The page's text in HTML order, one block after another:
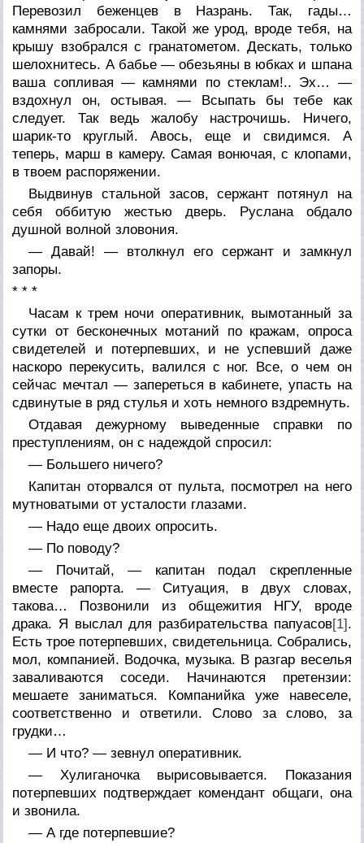
Перевозил беженцев в Назрань. Так, гады…
камнями забросали. Такой же урод, вроде тебя, на
крышу взобрался с гранатометом. Дескать, только
шелохнитесь. А бабье — обезьяны в юбках и шпана
ваша сопливая — камнями по стеклам!.. Эх… —
вздохнул он, остывая. — Всыпать бы тебе как
следует. Так ведь жалобу настрочишь. Ничего,
шарик-то круглый. Авось, еще и свидимся. А
теперь, марш в камеру. Самая вонючая, с клопами,
в твоем распоряжении.
Выдвинув стальной засов, сержант потянул на
себя оббитую жестью дверь. Руслана обдало
душной волной зловония.
— Давай! — втолкнул его сержант и замкнул
запоры.
* * *
Часам к трем ночи оперативник, вымотанный за
сутки от бесконечных мотаний по кражам, опроса
свидетелей и потерпевших, и не успевший даже
наскоро перекусить, валился с ног. Все, о чем он
сейчас мечтал — запереться в кабинете, упасть на
сдвинутые в ряд стулья и хоть немного вздремнуть.
Отдавая дежурному выведенные справки по
преступлениям, он с надеждой спросил:
— Большего ничего?
Капитан оторвался от пульта, посмотрел на него
мутноватыми от усталости глазами.
— Надо еще двоих опросить.
— По поводу?
— Почитай, — капитан подал скрепленные
вместе рапорта. — Ситуация, в двух словах,
такова… Позвонили из общежития НГУ, вроде
драка. Я выслал для разбирательства папуасов[1].
Есть трое потерпевших, свидетельница. Собрались,
мол, компанией. Водочка, музыка. В разгар веселья
заваливаются соседи. Начинаются претензии:
мешаете заниматься. Компанийка уже навеселе,
соответственно и ответили. Слово за слово, за
грудки…
— И что? — зевнул оперативник.
— Хулиганочка вырисовывается. Показания
потерпевших подтверждает комендант общаги, она
и звонила.
— А где потерпевшие?